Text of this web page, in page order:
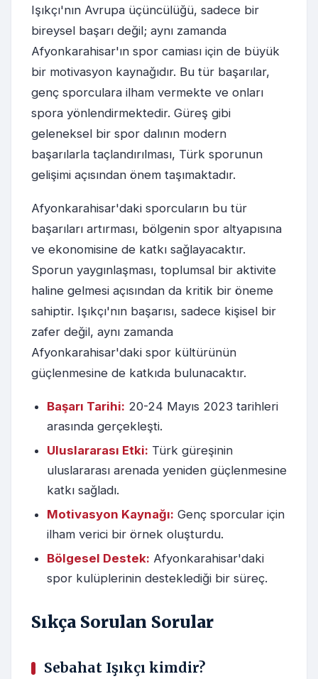
Işıkçı'nın Avrupa üçüncülüğü, sadece bir
bireysel başarı değil; aynı zamanda
Afyonkarahisar'ın spor camiası için de büyük
bir motivasyon kaynağıdır. Bu tür başarılar,
genç sporculara ilham vermekte ve onları
spora yönlendirmektedir. Güreş gibi
geleneksel bir spor dalının modern
başarılarla taçlandırılması, Türk sporunun
gelişimi açısından önem taşımaktadır.
Afyonkarahisar'daki sporcuların bu tür
başarıları artırması, bölgenin spor altyapısına
ve ekonomisine de katkı sağlayacaktır.
Sporun yaygınlaşması, toplumsal bir aktivite
haline gelmesi açısından da kritik bir öneme
sahiptir. Işıkçı'nın başarısı, sadece kişisel bir
zafer değil, aynı zamanda
Afyonkarahisar'daki spor kültürünün
güçlenmesine de katkıda bulunacaktır.
Başarı Tarihi: 20-24 Mayıs 2023 tarihleri
arasında gerçekleşti.
Uluslararası Etki: Türk güreşinin
uluslararası arenada yeniden güçlenmesine
katkı sağladı.
Motivasyon Kaynağı: Genç sporcular için
ilham verici bir örnek oluşturdu.
Bölgesel Destek: Afyonkarahisar'daki
spor kulüplerinin desteklediği bir süreç.
Sıkça Sorulan Sorular
Sebahat Işıkçı kimdir?